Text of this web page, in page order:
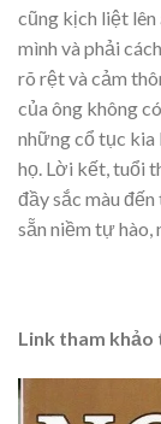
cũng kịch liệt lên
mình và phải
rõ rệt và cảm
của ông không
những cổ tục kia
họ. Lời kết, tuổi
đầy sắc màu
sẵn niềm tự
Link tham khảo